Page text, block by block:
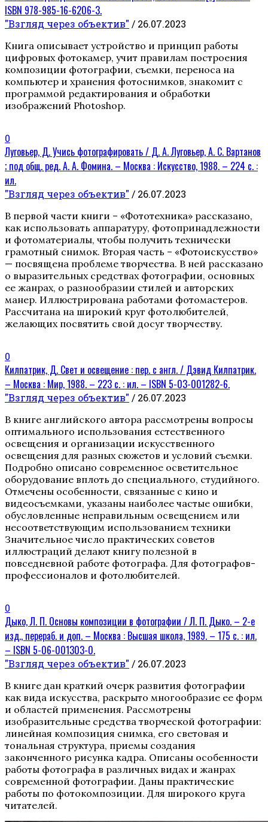
ISBN 978-985-16-6206-3.
"Взгляд через объектив" / 26.07.2023
Книга описывает устройство и принцип работы
цифровых фотокамер, учит правилам построения
композиции фотографии, съемки, переноса на
компьютер и хранения фотоснимков, знакомит с
программой редактирования и обработки
изображений Photoshop.
0
Луговьер, Д. Учись фотографировать / Д. А. Луговьер, А. С. Вартанов
; под общ. ред. А. А. Фомина. – Москва : Искусство, 1988. – 224 с. :
ил.
"Взгляд через объектив" / 26.07.2023
В первой части книги – «Фототехника» рассказано,
как использовать аппаратуру, фотопринадлежности
и фотоматериалы, чтобы получить технически
грамотный снимок. Вторая часть – «Фотоискусство»
— посвящена проблеме творчества. В ней рассказано
о выразительных средствах фотографии, основных
ее жанрах, о разнообразии стилей и авторских
манер. Иллюстрирована работами фотомастеров.
Рассчитана на широкий круг фотолюбителей,
желающих посвятить свой досуг творчеству.
0
Килпатрик, Д. Свет и освещение : пер. с англ. / Дэвид Килпатрик.
– Москва : Мир, 1988. – 223 с. : ил. – ISBN 5-03-001282-6.
"Взгляд через объектив" / 26.07.2023
В книге английского автора рассмотрены вопросы
оптимального использования естественного
освещения и организации искусственного
освещения для разных сюжетов и условий съемки.
Подробно описано современное осветительное
оборудование вплоть до специального, студийного.
Отмечены особенности, связанные с кино и
видеосъемками, указаны наиболее частые ошибки,
обусловленные неправильным освещением или
несоответствующим использованием техники
Значительное число практических советов
иллюстраций делают книгу полезной в
повседневной работе фотографа. Для фотографов-
профессионалов и фотолюбителей.
0
Дыко, Л. П. Основы композиции в фотографии / Л. П. Дыко. – 2-е
изд., перераб. и доп. – Москва : Высшая школа, 1989. – 175 с. : ил.
– ISBN 5-06-001303-0.
"Взгляд через объектив" / 26.07.2023
В книге дан краткий очерк развития фотографии
как вида искусства, раскрыто многообразие ее форм
и областей применения. Рассмотрены
изобразительные средства творческой фотографии:
линейная композиция снимка, его световая и
тональная структура, приемы создания
законченного рисунка кадра. Описаны особенности
работы фотографа в различных видах и жанрах
современной фотографии. Даны практические
работы по фотокомпозиции. Для широкого круга
читателей.